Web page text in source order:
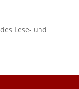
Lese- und